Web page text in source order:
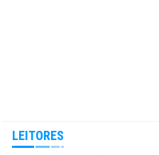
LEITORES